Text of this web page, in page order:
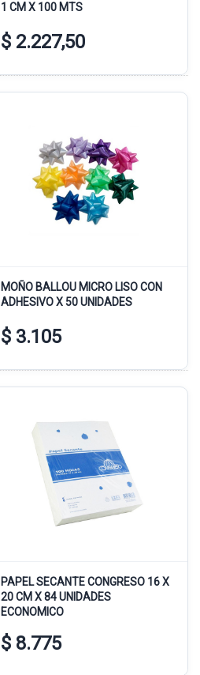
1 CM X 100 MTS
$ 2.227,50
MOÑO BALLOU MICRO LISO CON
ADHESIVO X 50 UNIDADES
$ 3.105
PAPEL SECANTE CONGRESO 16 X
20 CM X 84 UNIDADES
ECONOMICO
$ 8.775